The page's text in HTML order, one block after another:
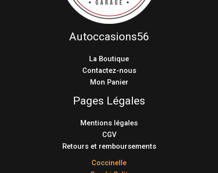
Autoccasions56
La Boutique
Contactez-nous
Mon Panier
Pages Légales
Mentions légales
CGV
Retours et remboursements
Coccinelle